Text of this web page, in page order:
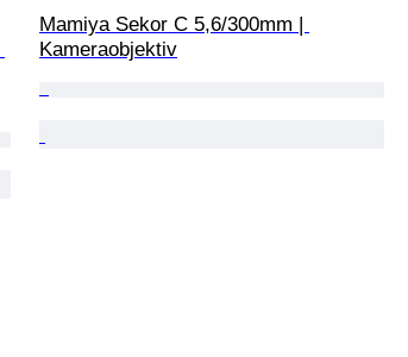
Mamiya Sekor C 5,6/300mm |
Kameraobjektiv